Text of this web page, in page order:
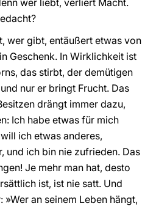
wer liebt, verliert Macht.
wer gibt, entäußert etwas von
Geschenk. In Wirklichkeit ist
das stirbt, der demütigen
nur er bringt Frucht. Das
drängt immer dazu,
Ich habe etwas für mich
ich etwas anderes,
und ich bin nie zufrieden. Das
Je mehr man hat, desto
ist, ist nie satt. Und
an seinem Leben hängt,